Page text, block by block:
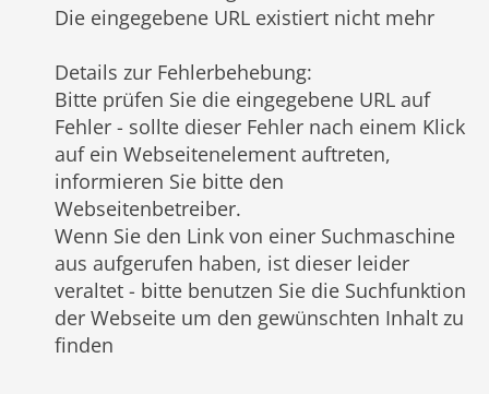
Die eingegebene URL existiert nicht mehr
Details zur Fehlerbehebung:
Bitte prüfen Sie die eingegebene URL auf
Fehler - sollte dieser Fehler nach einem Klick
auf ein Webseitenelement auftreten,
informieren Sie bitte den
Webseitenbetreiber.
Wenn Sie den Link von einer Suchmaschine
aus aufgerufen haben, ist dieser leider
veraltet - bitte benutzen Sie die Suchfunktion
der Webseite um den gewünschten Inhalt zu
finden